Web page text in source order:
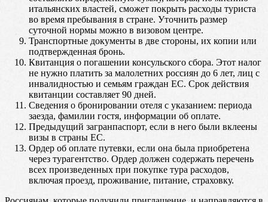
итальянских властей, сможет покрыть расходы туриста
во время пребывания в стране. Уточнить размер
суточной нормы можно в визовом центре.
Транспортные документы в две стороны, их копии или
подтвержденная бронь.
Квитанция о погашении консульского сбора. Этот налог
не нужно платить за малолетних россиян до 6 лет, лиц с
инвалидностью и семьям граждан ЕС. Срок действия
квитанции составляет 90 дней.
Сведения о бронировании отеля с указанием: периода
заезда, фамилии гостя, информации об оплате.
Предыдущий загранпаспорт, если в него были вклеены
визы в страны ЕС.
Ордер об оплате путевки, если она была приобретена
через турагентство. Ордер должен содержать перечень
всех произведенных при покупке тура расходов,
включая проезд, проживание, питание, страховку.